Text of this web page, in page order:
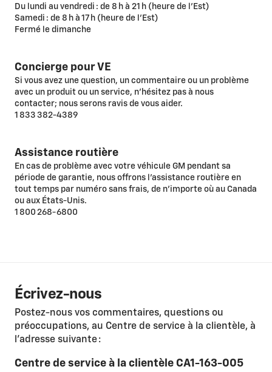
Du lundi au vendredi : de 8 h à 21 h (heure de l’Est)
Samedi : de 8 h à 17 h (heure de l’Est)
Fermé le dimanche
Concierge pour VE
Si vous avez une question, un commentaire ou un problème
avec un produit ou un service, n’hésitez pas à nous
contacter; nous serons ravis de vous aider.
1 833 382-4389
Assistance routière
En cas de problème avec votre véhicule GM pendant sa
période de garantie, nous offrons l’assistance routière en
tout temps par numéro sans frais, de n’importe où au Canada
ou aux États-Unis.
1 800 268-6800
Écrivez-nous
Postez-nous vos commentaires, questions ou
préoccupations, au Centre de service à la clientèle, à
l’adresse suivante :
Centre de service à la clientèle CA1-163-005